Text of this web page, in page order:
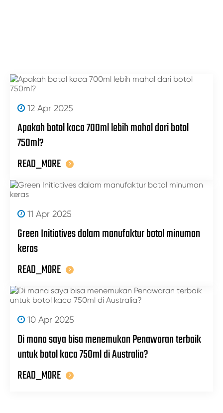
12 Apr 2025
Apakah botol kaca 700ml lebih mahal dari botol
750ml?
READ_MORE
11 Apr 2025
Green Initiatives dalam manufaktur botol minuman
keras
READ_MORE
10 Apr 2025
Di mana saya bisa menemukan Penawaran terbaik
untuk botol kaca 750ml di Australia?
READ_MORE